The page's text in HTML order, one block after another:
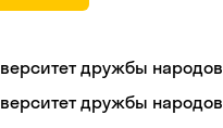
дружбы народов
дружбы народов